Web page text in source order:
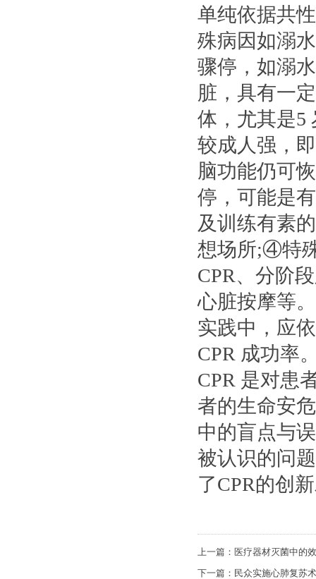
单纯依据共
殊病因如溺
骤停，如溺
脏，具有一
体，尤其是5
较成人强，
脑功能仍可
停，可能是
及训练有素
想场所;④特
CPR、分阶
心脏按摩等
实践中，应
CPR 成功率
CPR 是对患
者的生命安
中的盲点与
被认识的问
了CPR的创
上一篇： 医疗器材灭菌中的
下一篇： 民众实施心肺复苏